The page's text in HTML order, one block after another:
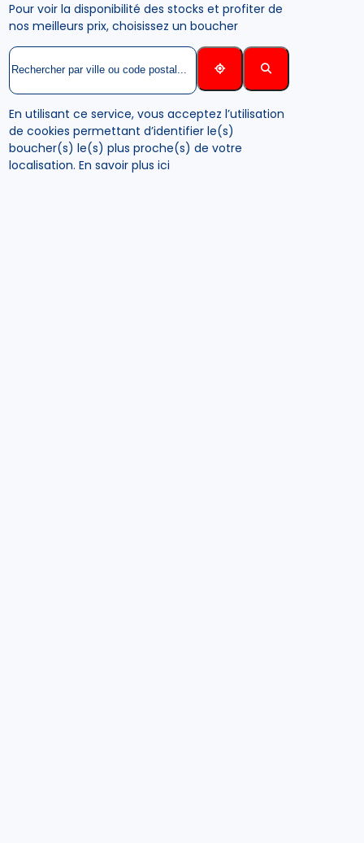
Pour voir la disponibilité des stocks et profiter de
nos meilleurs prix, choisissez un boucher
En utilisant ce service, vous acceptez l’utilisation
de cookies permettant d’identifier le(s)
boucher(s) le(s) plus proche(s) de votre
localisation.En savoir plus ici